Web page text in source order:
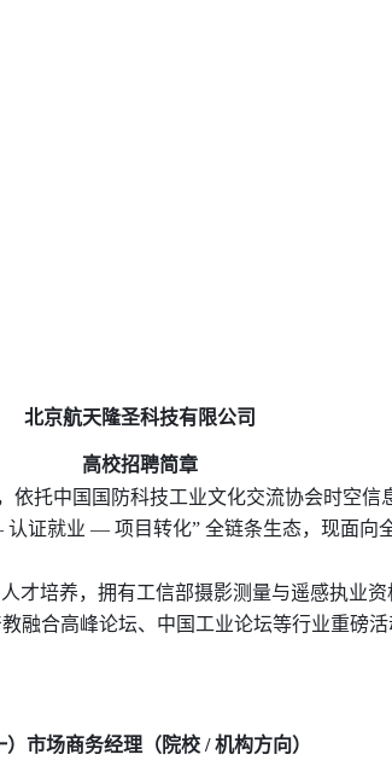
北京航天隆圣科技有限公司
高校招聘简章
依托中国国防科技工业文化交流协会时空信
证就业 — 项目转化” 全链条生态，现面向
才培养，拥有工信部摄影测量与遥感执业
融合高峰论坛、中国工业论坛等行业重磅
）市场商务经理（院校 / 机构方向）